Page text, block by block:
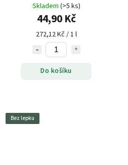
Skladem (>5 ks)
44,90 Kč
272,12 Kč / 1 l
Do košíku
Bez lepku